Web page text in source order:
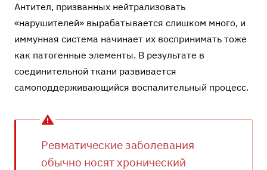
Антител, призванных нейтрализовать
«нарушителей» вырабатывается слишком много, и
иммунная система начинает их воспринимать тоже
как патогенные элементы. В результате в
соединительной ткани развивается
самоподдерживающийся воспалительный процесс.
Ревматические заболевания
обычно носят хронический